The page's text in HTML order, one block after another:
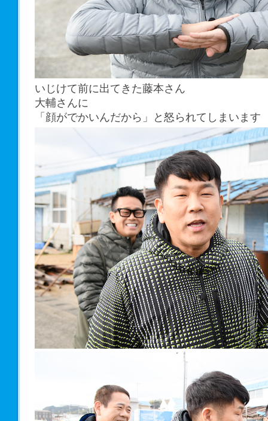
いじけて前に出てきた藤本さん
大輔さんに
「顔がでかいんだから」と怒られてしまいます